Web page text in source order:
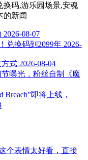
换码,游乐园场景,安魂
的新闻
2026-08-07
兑换码到2099年 2026-
方式 2026-08-04
曝光，粉丝自制《魔
Breach”即将上线，
个表情太好看，直接